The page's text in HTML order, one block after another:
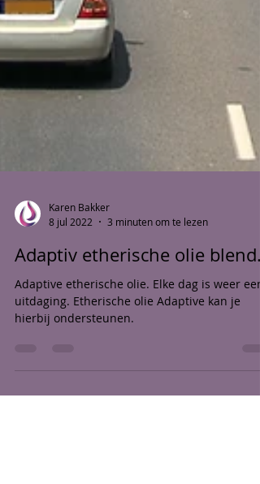
8 jul 2022
3 minuten om te lezen
Adaptiv etherische olie blend.
Adaptive etherische olie. Elke dag is weer een